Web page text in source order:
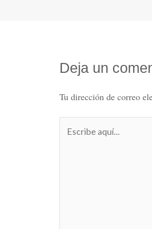
Deja un
Tu dirección de correo
aquí...